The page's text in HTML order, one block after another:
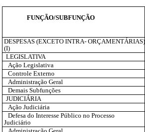
FUNÇÃO/SUBFUNÇÃO
DESPESAS (EXCETO INTRA- ORÇAMENTÁRIAS)
(I)
LEGISLATIVA
Ação Legislativa
Controle Externo
Administração Geral
Demais Subfunções
JUDICIÁRIA
Ação Judiciária
Defesa do Interesse Público no Processo
Judiciário